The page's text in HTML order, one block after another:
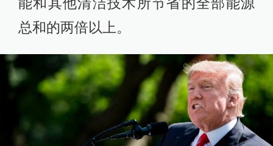
总和的两倍以上。